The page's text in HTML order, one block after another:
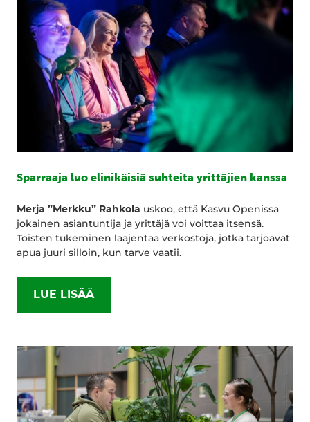
Sparraaja luo elinikäisiä suhteita yrittäjien kanssa
Merja ”Merkku” Rahkola uskoo, että Kasvu Openissa
jokainen asiantuntija ja yrittäjä voi voittaa itsensä.
Toisten tukeminen laajentaa verkostoja, jotka tarjoavat
apua juuri silloin, kun tarve vaatii.
LUE LISÄÄ